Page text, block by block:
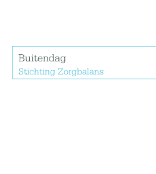
Buitendag
Stichting Zorgbalans